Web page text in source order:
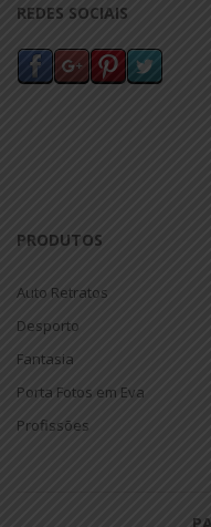
REDES SOCIAIS
PRODUTOS
Auto Retratos
Desporto
Fantasia
Porta Fotos em Eva
Profissões